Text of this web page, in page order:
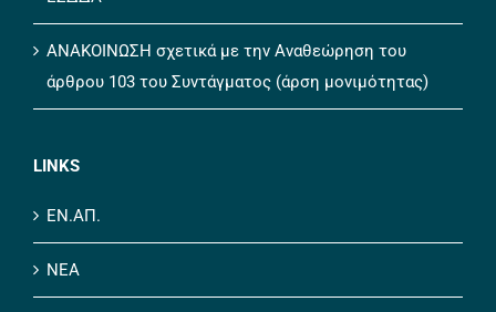
ΕΣΔΔΑ
ΑΝΑΚΟΙΝΩΣΗ σχετικά με την Αναθεώρηση του
άρθρου 103 του Συντάγματος (άρση μονιμότητας)
ΕΝ.ΑΠ.
ΝΕΑ